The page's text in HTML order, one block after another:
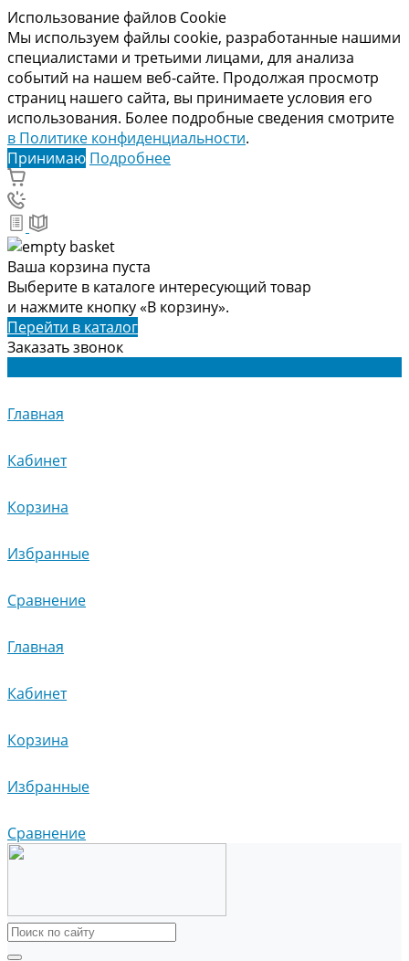
Использование файлов Cookie
Мы используем файлы cookie, разработанные нашими
специалистами и третьими лицами, для анализа
событий на нашем веб-сайте. Продолжая просмотр
страниц нашего сайта, вы принимаете условия его
использования. Более подробные сведения смотрите
в Политике конфиденциальности.
Принимаю Подробнее
Ваша корзина пуста
Выберите в каталоге интересующий товар
и нажмите кнопку «В корзину».
Перейти в каталог
Заказать звонок
Главная
Кабинет
Корзина
Избранные
Сравнение
Главная
Кабинет
Корзина
Избранные
Сравнение